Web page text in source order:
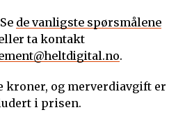
de vanligste spørsmålene
ta kontakt
.
og merverdiavgift er
i prisen.